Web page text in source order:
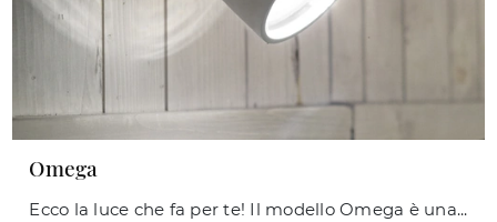
Omega
Ecco la luce che fa per te! Il modello Omega è una delle nostre lampade da esterni di Ideal Lux.